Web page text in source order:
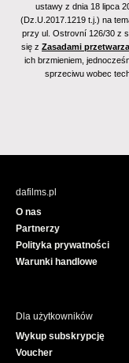
ustawy z dnia 18 lipca
(Dz.U.2017.1219 t.j.) na
przy ul. Ostrovní 126/30 z
się z Zasadami
ich brzmieniem,
sprzeciwu wobec
dafilms.pl
O nas
Partnerzy
Polityka prywatności
Warunki handlowe
Dla użytkowników
Wykup subskrypcję
Voucher